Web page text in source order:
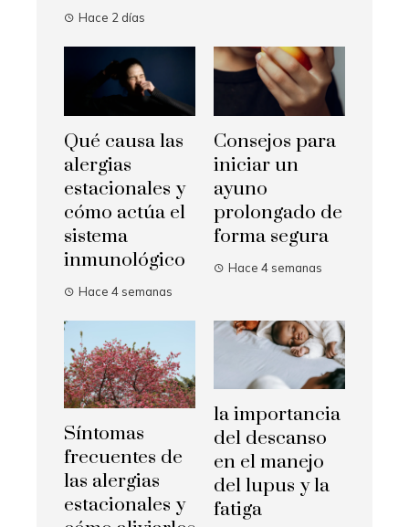
Hace 2 días
Qué causa las
alergias
estacionales y
cómo actúa el
sistema
inmunológico
Hace 4 semanas
Consejos para
iniciar un
ayuno
prolongado de
forma segura
Hace 4 semanas
Síntomas
frecuentes de
las alergias
estacionales y
la importancia
del descanso
en el manejo
del lupus y la
fatiga